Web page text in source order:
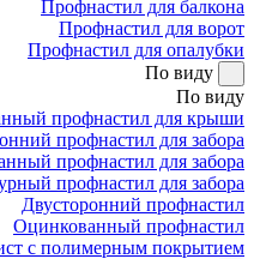
Профнастил для балкона
Профнастил для ворот
Профнастил для опалубки
По виду
По виду
профнастил для крыши
профнастил для забора
профнастил для забора
профнастил для забора
Двусторонний профнастил
Оцинкованный профнастил
с полимерным покрытием